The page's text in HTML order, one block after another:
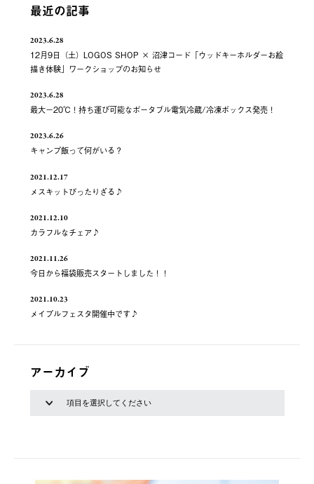
最近の記事
2023.6.28
12月9日（土）LOGOS SHOP × 沼津コード「ウッドキーホルダーお絵
描き体験」ワークショップのお知らせ
2023.6.28
最大－20℃！持ち運び可能なポータブル電気冷蔵/冷凍ボックス発売！
2023.6.26
キャンプ飯って何がいる？
2021.12.17
メスキットぴったりざる♪
2021.12.10
カラフルなチェア♪
2021.11.26
今日から福袋販売スタートしました！！
2021.10.23
メイプルフェスタ開催中です♪
アーカイブ